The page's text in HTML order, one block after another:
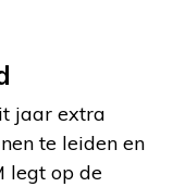
jaar extra
te leiden en
legt op de